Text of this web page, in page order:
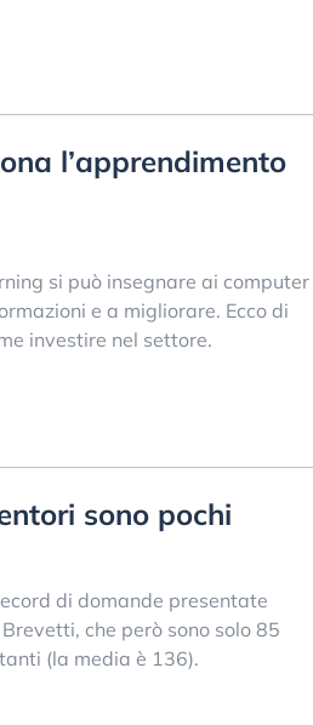
l’apprendimento
si può insegnare ai computer
e a migliorare. Ecco di
investire nel settore.
sono pochi
di domande presentate
che però sono solo 85
(la media è 136).